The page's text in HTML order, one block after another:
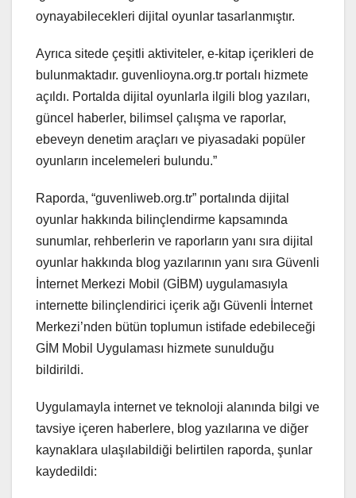
oynayabilecekleri dijital oyunlar tasarlanmıştır.
Ayrıca sitede çeşitli aktiviteler, e-kitap içerikleri de
bulunmaktadır. guvenlioyna.org.tr portalı hizmete
açıldı. Portalda dijital oyunlarla ilgili blog yazıları,
güncel haberler, bilimsel çalışma ve raporlar,
ebeveyn denetim araçları ve piyasadaki popüler
oyunların incelemeleri bulundu.”
Raporda, “guvenliweb.org.tr” portalında dijital
oyunlar hakkında bilinçlendirme kapsamında
sunumlar, rehberlerin ve raporların yanı sıra dijital
oyunlar hakkında blog yazılarının yanı sıra Güvenli
İnternet Merkezi Mobil (GİBM) uygulamasıyla
internette bilinçlendirici içerik ağı Güvenli İnternet
Merkezi’nden bütün toplumun istifade edebileceği
GİM Mobil Uygulaması hizmete sunulduğu
bildirildi.
Uygulamayla internet ve teknoloji alanında bilgi ve
tavsiye içeren haberlere, blog yazılarına ve diğer
kaynaklara ulaşılabildiği belirtilen raporda, şunlar
kaydedildi: